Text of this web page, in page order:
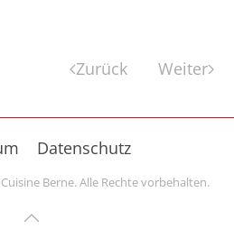
Zurück Weiter
Datenschutz
Berne. Alle Rechte vorbehalten.